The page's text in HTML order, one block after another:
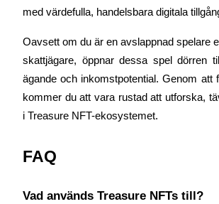
med värdefulla, handelsbara digitala
Oavsett om du är en avslappnad spelare
skattjägare, öppnar dessa spel dörren
ägande och inkomstpotential. Genom att
kommer du att vara rustad att utforska,
i Treasure NFT-ekosystemet.
FAQ
Vad används Treasure NFTs till?